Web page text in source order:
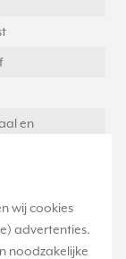
wij cookies
advertenties.
noodzakelijke
en